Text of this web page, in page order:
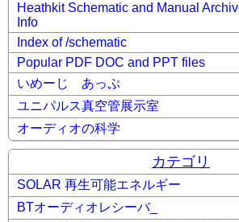
Heathkit Schematic and Manual
Info
Index of /schematic
Popular PDF DOC and PPT files
いめーじ あっぷ
ユニパルス真空管展示室
オーディオの科学
カテゴリ
SOLAR 再生可能エネルギー
BTオーディオレシーバ_